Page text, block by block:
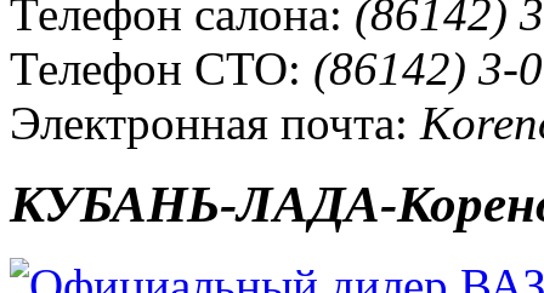
Телефон салона: (86142)
Телефон СТО: (86142) 3-
Электронная почта:
КУБАНЬ-ЛАДА-